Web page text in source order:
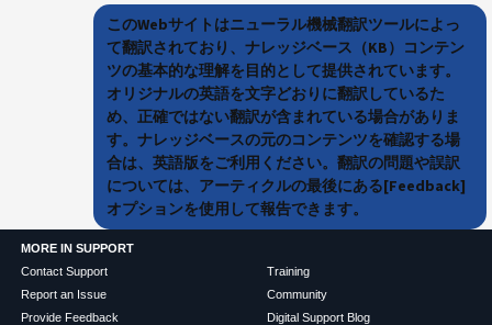
このWebサイトはニューラル機械翻訳ツールによっ
て翻訳されており、ナレッジベース（KB）コンテン
ツの基本的な理解を目的として提供されています。
オリジナルの英語を文字どおりに翻訳しているた
め、正確ではない翻訳が含まれている場合がありま
す。ナレッジベースの元のコンテンツを確認する場
合は、英語版をご利用ください。翻訳の問題や誤訳
については、アーティクルの最後にある[Feedback]
オプションを使用して報告できます。
MORE IN SUPPORT
Contact Support
Report an Issue
Provide Feedback
Training
Community
Digital Support Blog